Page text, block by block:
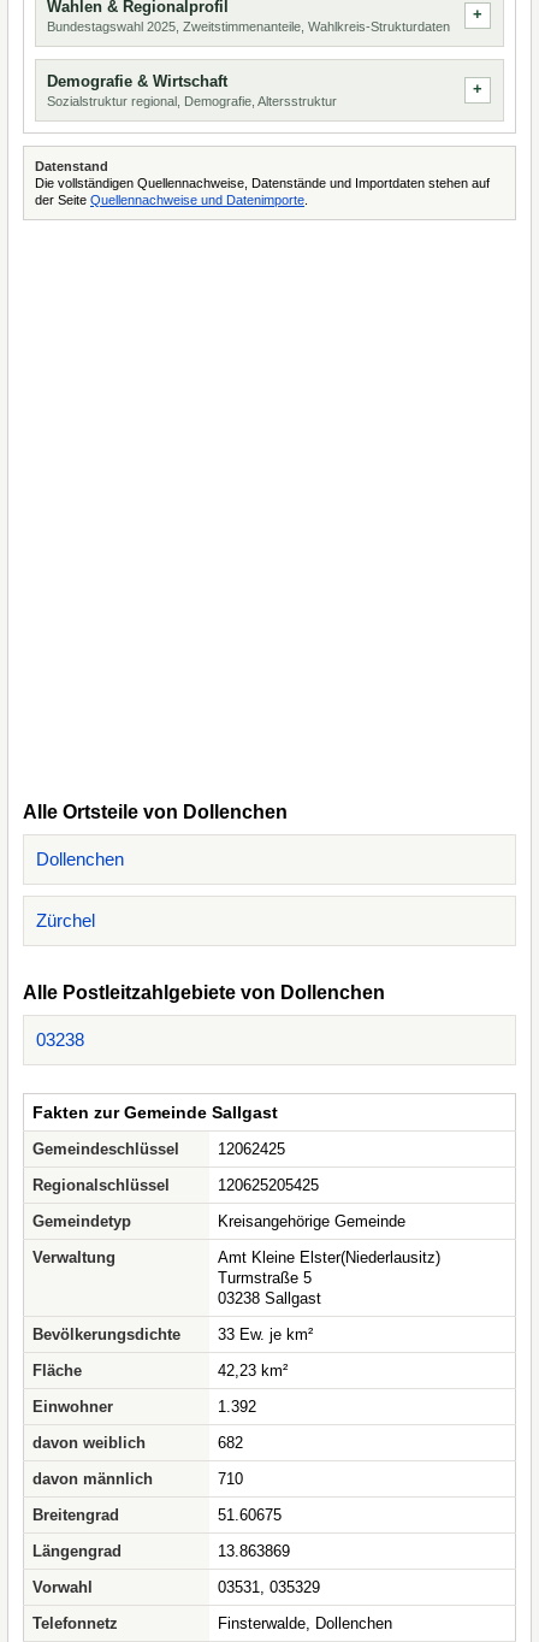
Wahlen & Regionalprofil
Bundestagswahl 2025, Zweitstimmenanteile, Wahlkreis-Strukturdaten
Demografie & Wirtschaft
Sozialstruktur regional, Demografie, Altersstruktur
Datenstand
Die vollständigen Quellennachweise, Datenstände und Importdaten stehen auf
der Seite Quellennachweise und Datenimporte
Alle Ortsteile von Dollenchen
Dollenchen
Zürchel
Alle Postleitzahlgebiete von Dollenchen
03238
Fakten zur Gemeinde Sallgast
Gemeindeschlüssel
12062425
Regionalschlüssel
120625205425
Gemeindetyp
Kreisangehörige Gemeinde
Verwaltung
Amt Kleine Elster(Niederlausitz)
Turmstraße 5
03238 Sallgast
Bevölkerungsdichte
33 Ew. je km²
Fläche
42,23 km²
Einwohner
1.392
davon weiblich
682
davon männlich
710
Breitengrad
51.60675
Längengrad
13.863869
Vorwahl
03531, 035329
Telefonnetz
Finsterwalde, Dollenchen